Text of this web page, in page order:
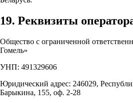
19. Реквизиты
Общество с ограниченной
Гомель»
УНП: 491329606
Юридический адрес: 246029,
Барыкина, 155, оф. 2-28